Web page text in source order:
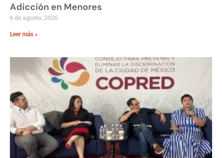
Adicción en Menores
6 de agosto, 2026
Leer más »